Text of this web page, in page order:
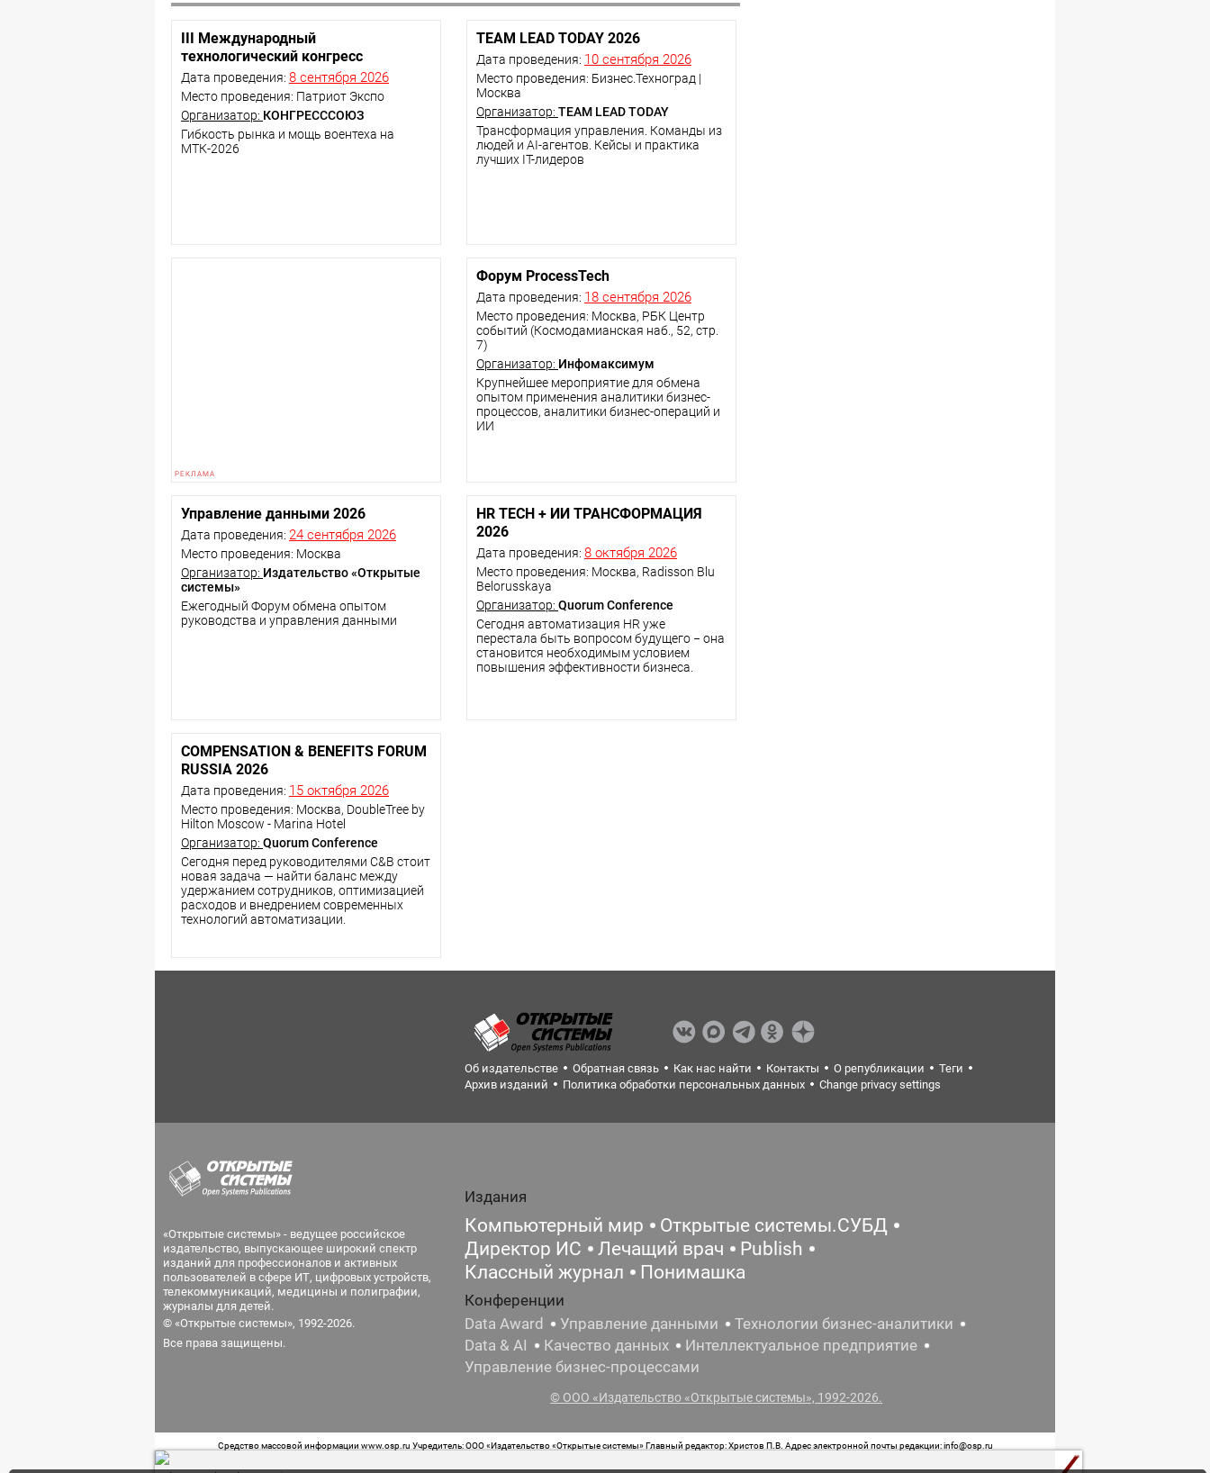
III Международный
технологический конгресс
Дата проведения: 8 сентября 2026
Место проведения: Патриот Экспо
Организатор: КОНГРЕСССОЮЗ
Гибкость рынка и мощь воентеха на
МТК-2026
TEAM LEAD TODAY 2026
Дата проведения: 10 сентября 2026
Место проведения: Бизнес.Техноград |
Москва
Организатор: TEAM LEAD TODAY
Трансформация управления. Команды из
людей и AI-агентов. Кейсы и практика
лучших IT-лидеров
Форум ProcessTech
Дата проведения: 18 сентября 2026
Место проведения: Москва, РБК Центр
событий (Космодамианская наб., 52, стр.
7)
Организатор: Инфомаксимум
Крупнейшее мероприятие для обмена
опытом применения аналитики бизнес-
процессов, аналитики бизнес-операций и
ИИ
Управление данными 2026
Дата проведения: 24 сентября 2026
Место проведения: Москва
Организатор: Издательство «Открытые
системы»
Ежегодный Форум обмена опытом
руководства и управления данными
HR TECH + ИИ ТРАНСФОРМАЦИЯ
2026
Дата проведения: 8 октября 2026
Место проведения: Москва, Radisson Blu
Belorusskaya
Организатор: Quorum Conference
Сегодня автоматизация HR уже
перестала быть вопросом будущего − она
становится необходимым условием
повышения эффективности бизнеса.
COMPENSATION & BENEFITS FORUM
RUSSIA 2026
Дата проведения: 15 октября 2026
Место проведения: Москва, DoubleTree by
Hilton Moscow - Marina Hotel
Организатор: Quorum Conference
Сегодня перед руководителями C&B стоит
новая задача — найти баланс между
удержанием сотрудников, оптимизацией
расходов и внедрением современных
технологий автоматизации.
Об издательстве Обратная связь Как нас найти Контакты О републикации
Теги
Архив изданий
Политика обработки персональных данных Change privacy settings
«Открытые системы» - ведущее российское
издательство, выпускающее широкий спектр
изданий для профессионалов и активных
пользователей в сфере ИТ, цифровых устройств,
телекоммуникаций, медицины и полиграфии,
журналы для детей.
© «Открытые системы», 1992-2026.
Все права защищены.
Издания
Компьютерный мир
Открытые системы.СУБД
Директор ИС
Лечащий врач
Publish
Классный журнал
Понимашка
Конференции
Data Award
Управление данными
Технологии бизнес-аналитики
Data & AI
Качество данных
Интеллектуальное предприятие
Управление бизнес-процессами
© ООО «Издательство «Открытые системы», 1992-2026.
Средство массовой информации www.osp.ru Учредитель: ООО «Издательство «Открытые системы» Главный редактор: Христов П.В. Адрес электронной почты редакции: info@osp.ru